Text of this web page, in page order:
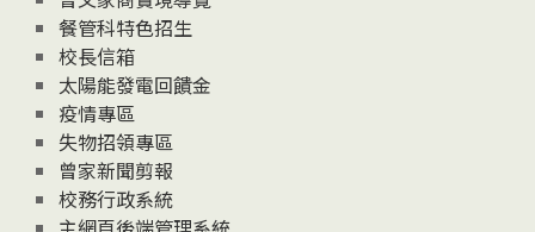
News餐管科特色招生
校長信箱
太陽能發電回饋金
疫情專區
失物招領專區
曾家新聞剪報
校務行政系統